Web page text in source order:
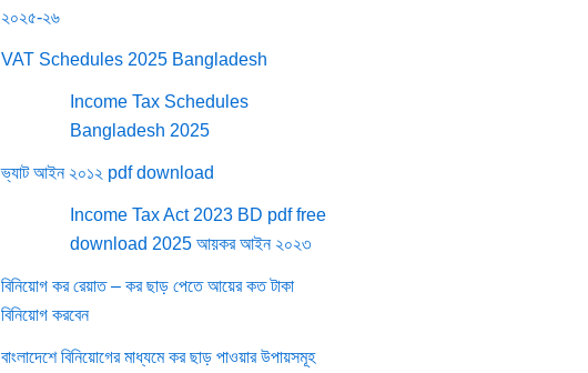
২০২৫-২৬
VAT Schedules 2025 Bangladesh
Income Tax Schedules
Bangladesh 2025
ভ্যাট আইন ২০১২ pdf download
Income Tax Act 2023 BD pdf free
download 2025 আয়কর আইন ২০২৩
বিনিয়োগ কর রেয়াত – কর ছাড় পেতে আয়ের কত টাকা
বিনিয়োগ করবেন
বাংলাদেশে বিনিয়োগের মাধ্যমে কর ছাড় পাওয়ার উপায়সমূহ